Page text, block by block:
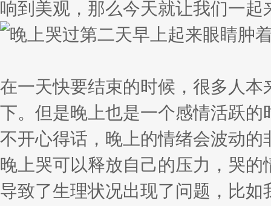
响到美观，那么今天就让我们一
在一天快要结束的时候，很多人
下。但是晚上也是一个感情活跃
不开心得话，晚上的情绪会波动
晚上哭可以释放自己的压力，哭
导致了生理状况出现了问题，比